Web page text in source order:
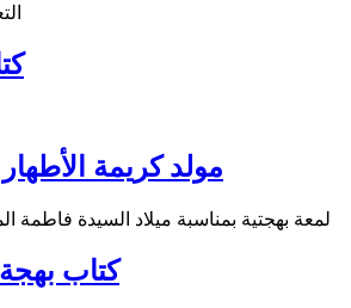
مولد كريمة
لمعة بهجتية بمناسبة ميلاد السيدة فاطمة
كتاب بهجة